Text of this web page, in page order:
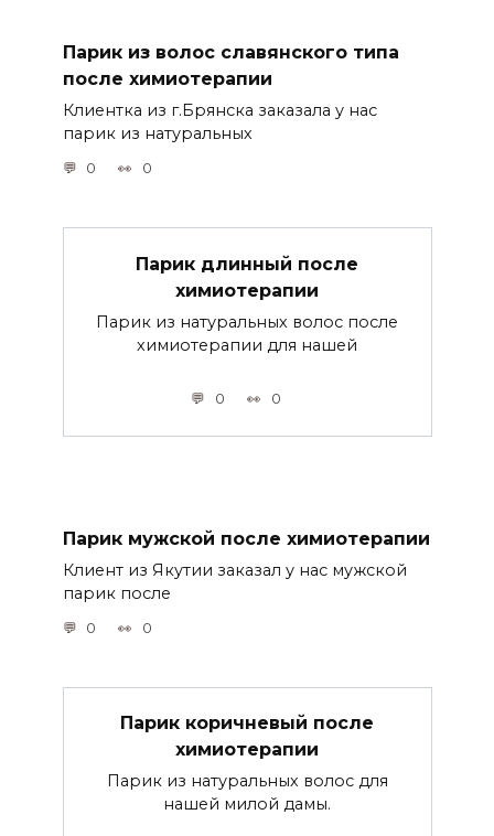
Парик из волос славянского типа
после химиотерапии
Клиентка из г.Брянска заказала у нас
парик из натуральных
0 0
Парик длинный после
химиотерапии
Парик из натуральных волос после
химиотерапии для нашей
0 0
Парик мужской после химиотерапии
Клиент из Якутии заказал у нас мужской
парик после
0 0
Парик коричневый после
химиотерапии
Парик из натуральных волос для
нашей милой дамы.